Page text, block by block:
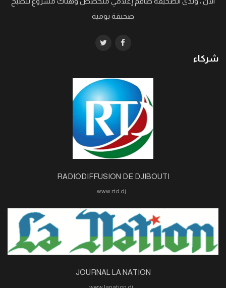
صحيفة يومية
شركاء
RADIODIFFUSION DE DJIBOUTI
JOURNAL LA NATION